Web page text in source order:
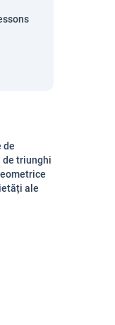
de
triunghi
ale